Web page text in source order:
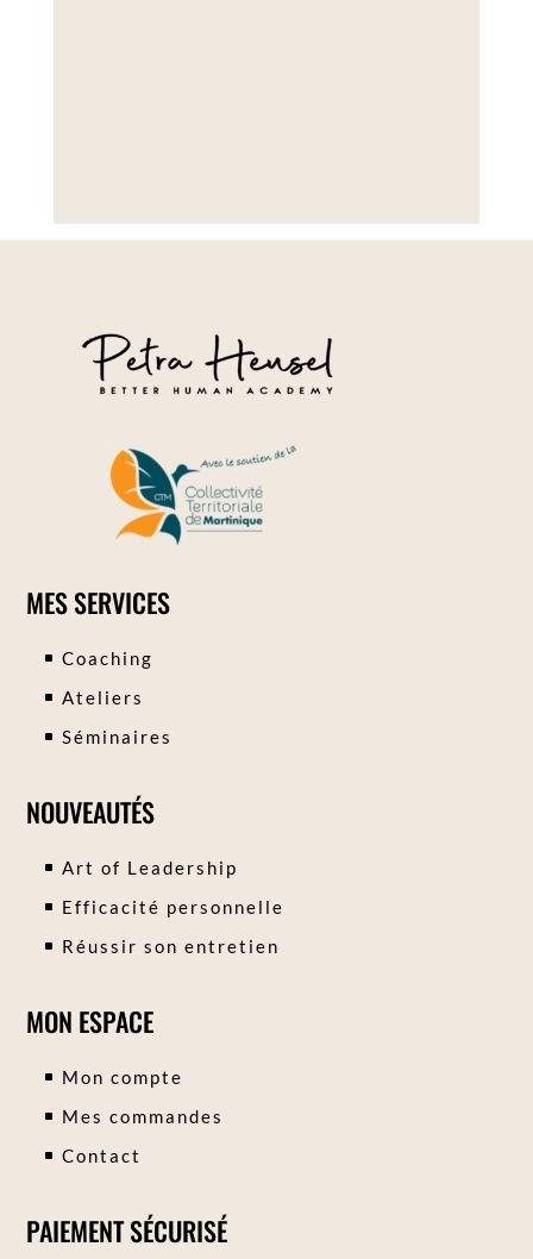
MES SERVICES
Coaching
Ateliers
Séminaires
NOUVEAUTÉS
Art of Leadership
Efficacité personnelle
Réussir son entretien
MON ESPACE
Mon compte
Mes commandes
Contact
PAIEMENT SÉCURISÉ